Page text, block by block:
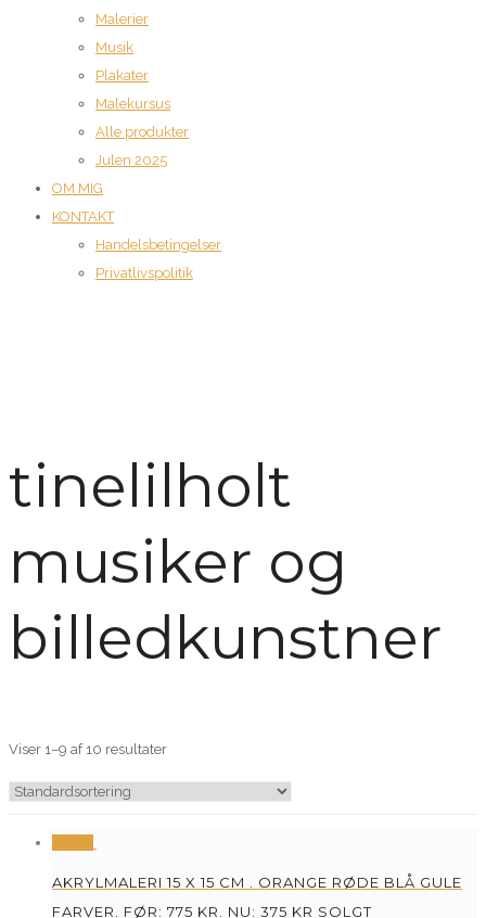
Malerier
Musik
Plakater
Malekursus
Alle produkter
Julen 2025
OM MIG
KONTAKT
Handelsbetingelser
Privatlivspolitik
tinelilholt
musiker og
billedkunstner
Viser 1–9 af 10 resultater
AKRYLMALERI 15 X 15 CM . ORANGE RØDE BLÅ GULE
FARVER. FØR: 775 KR. NU: 375 KR SOLGT